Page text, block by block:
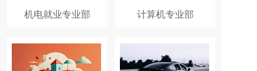
机电就业专业部 计算机专业部